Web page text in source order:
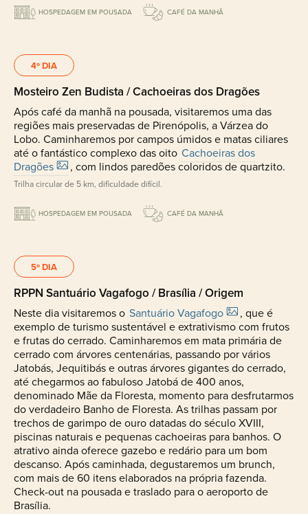
HOSPEDAGEM EM POUSADA CAFÉ DA MANHÃ
4º DIA
Mosteiro Zen Budista / Cachoeiras dos Dragões
Após café da manhã na pousada, visitaremos uma das
regiões mais preservadas de Pirenópolis, a Várzea do
Lobo. Caminharemos por campos úmidos e matas ciliares
até o fantástico complexo das oito Cachoeiras dos
Dragões
, com lindos paredões coloridos de quartzito.
Trilha circular de 5 km, dificuldade difícil.
HOSPEDAGEM EM POUSADA CAFÉ DA MANHÃ
5º DIA
RPPN Santuário Vagafogo / Brasília / Origem
Neste dia visitaremos o Santuário Vagafogo
, que é
exemplo de turismo sustentável e extrativismo com frutos
e frutas do cerrado. Caminharemos em mata primária de
cerrado com árvores centenárias, passando por vários
Jatobás, Jequitibás e outras árvores gigantes do cerrado,
até chegarmos ao fabuloso Jatobá de 400 anos,
denominado Mãe da Floresta, momento para desfrutarmos
do verdadeiro Banho de Floresta. As trilhas passam por
trechos de garimpo de ouro datadas do século XVIII,
piscinas naturais e pequenas cachoeiras para banhos. O
atrativo ainda oferece gazebo e redário para um bom
descanso. Após caminhada, degustaremos um brunch,
com mais de 60 itens elaborados na própria fazenda.
Check-out na pousada e traslado para o aeroporto de
Brasília.